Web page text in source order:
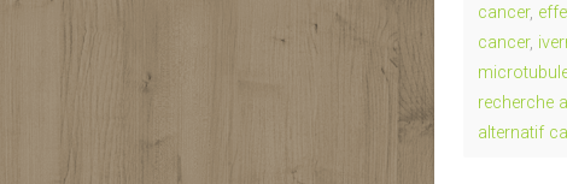
cancer,
cancer,
recherche
alternatif